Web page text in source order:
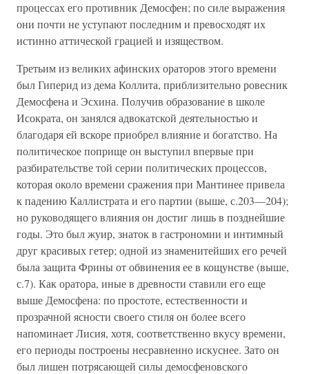
процессах его противник Демосфен; по силе вы­ражения
они почти не уступают последним и превосходят их
истинно аттической грацией и изяществом.
Третьим из великих афинских ораторов этого времени
был Гиперид из дема Коллита, приблизительно ровесник
Демосфена и Эсхина. Получив образование в школе
Исокра­та, он занялся адвокатской деятельностью и
благодаря ей вскоре приобрел влияние и богатство. На
политическое по­прище он выступил впервые при
разбирательстве той серии политических процессов,
которая около времени сражения при Мантинее привела
к падению Каллистрата и его партии (выше, с.203—204);
но руководящего влияния он достиг лишь в позднейшие
годы. Это был жуир, знаток в гастроно­мии и интимный
друг красивых гетер; одной из знамени­тейших его речей
была защита Фрины от обвинения ее в ко­щунстве (выше,
с.7). Как оратора, иные в древности ставили его еще
выше Демосфена: по простоте, естественности и
прозрачной ясности своего стиля он более всего
напоминает Лисия, хотя, соответственно вкусу времени,
его периоды по­строены несравненно искуснее. Зато он
был лишен потря­сающей силы демосфеновского